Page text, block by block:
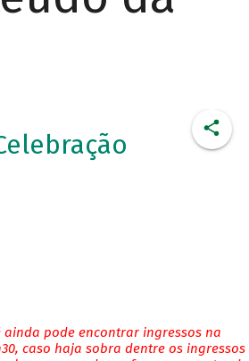
ainda pode encontrar ingressos na
caso haja sobra dentre os ingressos